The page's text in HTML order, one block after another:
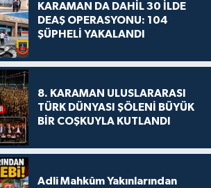
KARAMAN DA DAHİL 30 İLDE
DEAŞ OPERASYONU: 104
ŞÜPHELİ YAKALANDI
8. KARAMAN ULUSLARARASI
TÜRK DÜNYASI ŞÖLENİ BÜYÜK
BİR COŞKUYLA KUTLANDI
Adli Mahkûm Yakınlarından